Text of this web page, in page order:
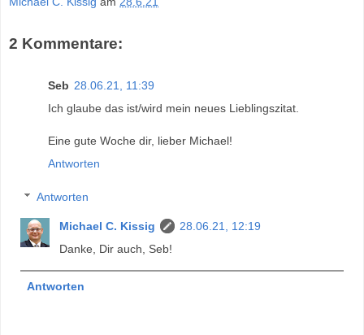
2 Kommentare:
Seb 28.06.21, 11:39
Ich glaube das ist/wird mein neues Lieblingszitat.
Eine gute Woche dir, lieber Michael!
Antworten
Antworten
Michael C. Kissig
28.06.21, 12:19
Danke, Dir auch, Seb!
Antworten